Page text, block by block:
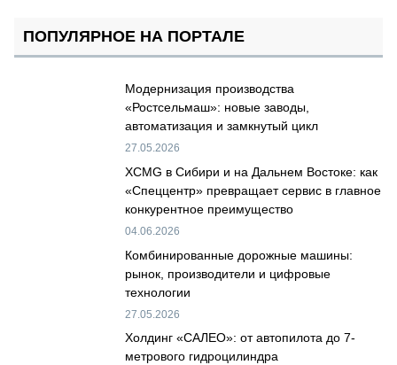
ПОПУЛЯРНОЕ НА ПОРТАЛЕ
Модернизация производства
«Ростсельмаш»: новые заводы,
автоматизация и замкнутый цикл
27.05.2026
XCMG в Сибири и на Дальнем Востоке: как
«Спеццентр» превращает сервис в главное
конкурентное преимущество
04.06.2026
Комбинированные дорожные машины:
рынок, производители и цифровые
технологии
27.05.2026
Холдинг «САЛЕО»: от автопилота до 7-
метрового гидроцилиндра